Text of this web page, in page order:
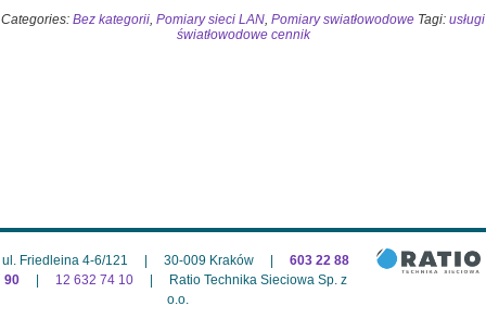
Categories: Bez kategorii Pomiary sieci LAN Pomiary swiatłowodowe Tagi: usługi
światłowodowe cennik
ul. Friedleina 4-6/121 30-009 Kraków
603 22 88
90
12 632 74 10
Ratio Technika Sieciowa Sp. z
o.o.